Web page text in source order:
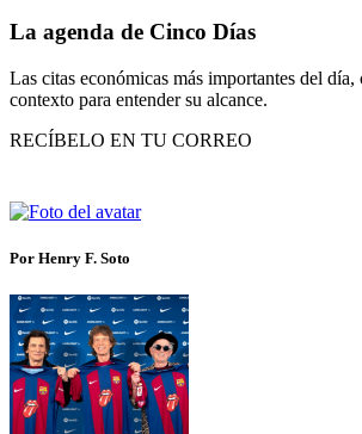
La agenda de Cinco Días
Las citas económicas más importantes del día,
contexto para entender su alcance.
RECÍBELO EN TU CORREO
Por Henry F. Soto